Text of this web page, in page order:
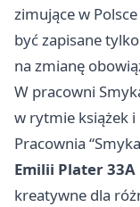
zimujące w
być zapisane
na zmianę
W pracowni
w rytmie książek
Pracownia
Emilii Plater 33A
kreatywne dla